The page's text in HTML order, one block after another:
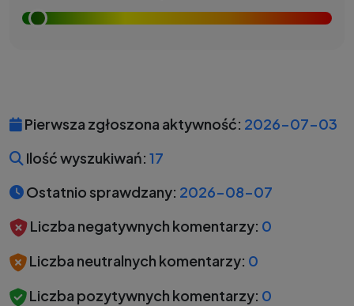
Pierwsza zgłoszona aktywność: 2026-07-03
Ilość wyszukiwań: 17
Ostatnio sprawdzany: 2026-08-07
Liczba negatywnych komentarzy: 0
Liczba neutralnych komentarzy: 0
Liczba pozytywnych komentarzy: 0